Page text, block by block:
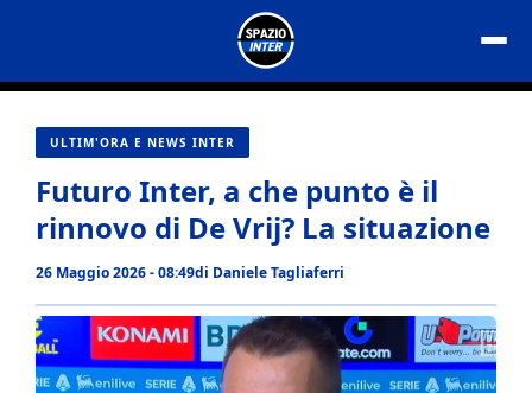
contenuto
ULTIM'ORA E NEWS INTER
Futuro Inter, a che punto è il
rinnovo di De Vrij? La situazione
26 Maggio 2026 - 08:49di Daniele Tagliaferri